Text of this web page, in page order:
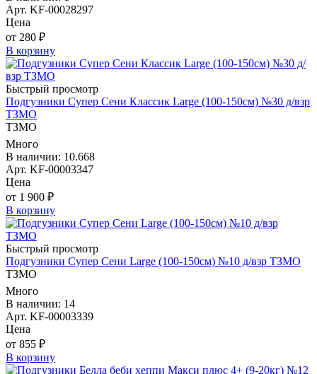
Арт. KF-00028297
Цена
от 280 ₽
В корзину
Быстрый просмотр
Подгузники Супер Сени Классик Large (100-150см) №30 д/взр
ТЗМО
ТЗМО
Много
В наличии: 10.668
Арт. KF-00003347
Цена
от 1 900 ₽
В корзину
Быстрый просмотр
Подгузники Супер Сени Large (100-150см) №10 д/взр ТЗМО
ТЗМО
Много
В наличии: 14
Арт. KF-00003339
Цена
от 855 ₽
В корзину